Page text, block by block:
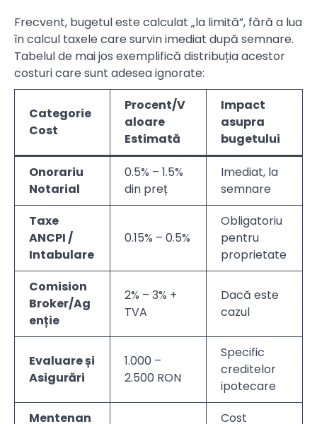
Frecvent, bugetul este calculat „la limită”, fără a lua
în calcul taxele care survin imediat după semnare.
Tabelul de mai jos exemplifică distribuția acestor
costuri care sunt adesea ignorate:
Categorie
Cost
Procent/V
aloare
Estimată
Impact
asupra
bugetului
Onorariu
Notarial
0.5% – 1.5%
din preț
Imediat, la
semnare
Taxe
ANCPI /
Intabulare
0.15% – 0.5%
Obligatoriu
pentru
proprietate
Comision
Broker/Ag
enție
2% – 3% +
TVA
Dacă este
cazul
Evaluare și
Asigurări
1.000 –
2.500 RON
Specific
creditelor
ipotecare
Mentenan
Cost